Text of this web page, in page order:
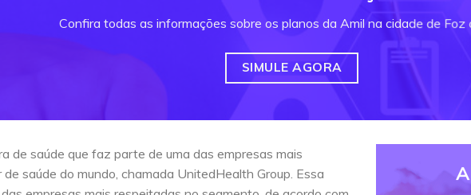
Confira todas as informações sobre os planos da Amil na cidade de Foz
SIMULE AGORA
de saúde que faz parte de uma das empresas mais
saúde do mundo, chamada UnitedHealth Group. Essa